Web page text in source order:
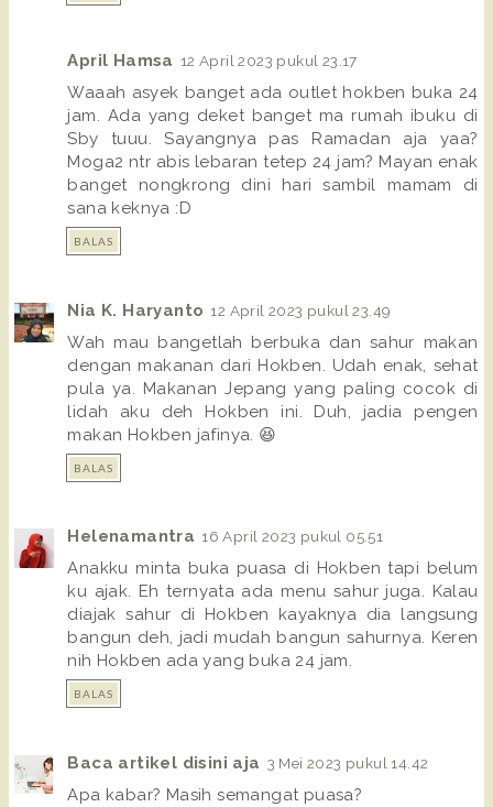
April Hamsa 12 April 2023 pukul 23.17
Waaah asyek banget ada outlet hokben buka 24
jam. Ada yang deket banget ma rumah ibuku di
Sby tuuu. Sayangnya pas Ramadan aja yaa?
Moga2 ntr abis lebaran tetep 24 jam? Mayan enak
banget nongkrong dini hari sambil mamam di
sana keknya :D
BALAS
Nia K. Haryanto 12 April 2023 pukul 23.49
Wah mau bangetlah berbuka dan sahur makan
dengan makanan dari Hokben. Udah enak, sehat
pula ya. Makanan Jepang yang paling cocok di
lidah aku deh Hokben ini. Duh, jadia pengen
makan Hokben jafinya. 😆
BALAS
Helenamantra 16 April 2023 pukul 05.51
Anakku minta buka puasa di Hokben tapi belum
ku ajak. Eh ternyata ada menu sahur juga. Kalau
diajak sahur di Hokben kayaknya dia langsung
bangun deh, jadi mudah bangun sahurnya. Keren
nih Hokben ada yang buka 24 jam.
BALAS
Baca artikel disini aja 3 Mei 2023 pukul 14.42
Apa kabar? Masih semangat puasa?